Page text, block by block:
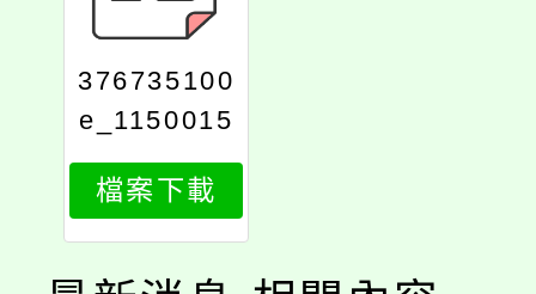
376735100
e_1150015
107_attach
1
檔案下載